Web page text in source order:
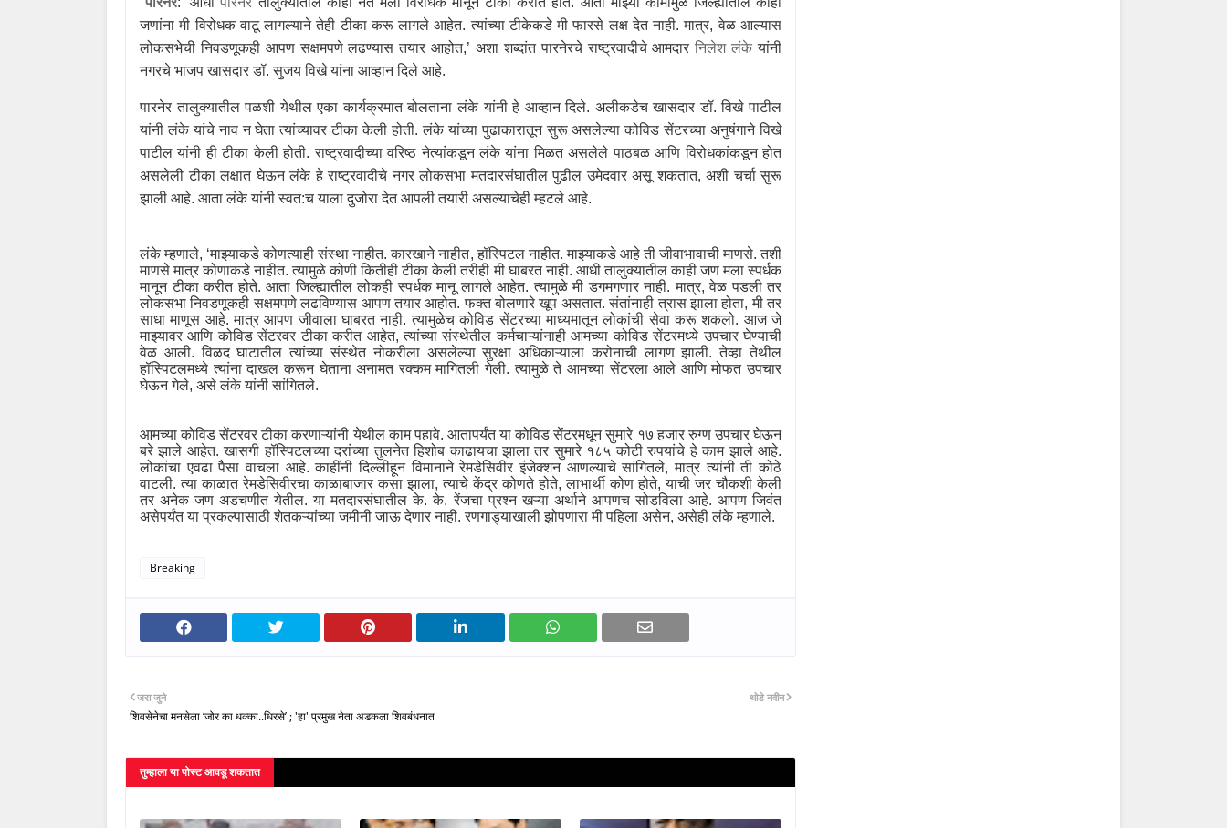
जणांना मी विरोधक वाटू लागल्याने तेही टीका करू लागले आहेत. त्यांच्या टीकेकडे मी फारसे लक्ष देत नाही. मात्र,वेळ आल्यास
लोकसभेची निवडणूकही आपण सक्षमपणे लढण्यास तयार आहोत,’अशा शब्दांत पारनेरचे राष्ट्रवादीचे आमदार निलेश लंकेयांनी
नगरचे भाजप खासदार डॉ. सुजय विखे यांना आव्हान दिले आहे.
पारनेर तालुक्यातील पळशी येथील एका कार्यक्रमात बोलताना लंके यांनी हे आव्हान दिले. अलीकडेच खासदार डॉ. विखे पाटील
यांनी लंके यांचे नाव न घेता त्यांच्यावर टीका केली होती. लंके यांच्या पुढाकारातून सुरू असलेल्या कोविड सेंटरच्या अनुषंगाने विखे
पाटील यांनी ही टीका केली होती. राष्ट्रवादीच्या वरिष्ठ नेत्यांकडून लंके यांना मिळत असलेले पाठबळ आणि विरोधकांकडून होत
असलेली टीका लक्षात घेऊन लंके हे राष्ट्रवादीचे नगर लोकसभा मतदारसंघातील पुढील उमेदवार असू शकतात, अशी चर्चा सुरू
झाली आहे. आता लंके यांनी स्वत:च याला दुजोरा देत आपली तयारी असल्याचेही म्हटले आहे.
लंके म्हणाले, ‘माझ्याकडे कोणत्याही संस्था नाहीत. कारखाने नाहीत,हॉस्पिटल नाहीत. माझ्याकडे आहे ती जीवाभावाची माणसे. तशी
माणसे मात्र कोणाकडे नाहीत. त्यामुळे कोणी कितीही टीका केली तरीही मी घाबरत नाही. आधी तालुक्यातील काही जण मला स्पर्धक
मानून टीका करीत होते. आता जिल्ह्यातील लोकही स्पर्धक मानू लागले आहेत. त्यामुळे मी डगमगणार नाही. मात्र,वेळ पडली तर
लोकसभा निवडणूकही सक्षमपणे लढविण्यास आपण तयार आहोत. फक्त बोलणारे खूप असतात. संतांनाही त्रास झाला होता,मी तर
साधा माणूस आहे. मात्र आपण जीवाला घाबरत नाही. त्यामुळेच कोविड सेंटरच्या माध्यमातून लोकांची सेवा करू शकलो. आज जे
माझ्यावर आणि कोविड सेंटरवर टीका करीत आहेत,त्यांच्या संस्थेतील कर्मचाऱ्यांनाही आमच्या कोविड सेंटरमध्ये उपचार घेण्याची
वेळ आली. विळद घाटातील त्यांच्या संस्थेत नोकरीला असलेल्या सुरक्षा अधिकाऱ्याला करोनाची लागण झाली. तेव्हा तेथील
हॉस्पिटलमध्ये त्यांना दाखल करून घेताना अनामत रक्कम मागितली गेली. त्यामुळे ते आमच्या सेंटरला आले आणि मोफत उपचार
घेऊन गेले, असे लंके यांनी सांगितले.
आमच्या कोविड सेंटरवर टीका करणाऱ्यांनी येथील काम पहावे. आतापर्यंत या कोविड सेंटरमधून सुमारे १७ हजार रुग्ण उपचार घेऊन
बरे झाले आहेत. खासगी हॉस्पिटलच्या दरांच्या तुलनेत हिशोब काढायचा झाला तर सुमारे १८५ कोटी रुपयांचे हे काम झाले आहे.
लोकांचा एवढा पैसा वाचला आहे. काहींनी दिल्लीहून विमानाने रेमडेसिवीर इंजेक्शन आणल्याचे सांगितले,मात्र त्यांनी ती कोठे
वाटली.त्या काळात रेमडेसिवीरचा काळाबाजार कसा झाला,त्याचे केंद्र कोणते होते,लाभार्थी कोण होते,याची जर चौकशी केली
तर अनेक जण अडचणीत येतील. या मतदारसंघातील के. के. रेंजचा प्रश्न खऱ्या अर्थाने आपणच सोडविला आहे. आपण जिवंत
असेपर्यंत या प्रकल्पासाठी शेतकऱ्यांच्या जमीनी जाऊ देणार नाही. रणगाड्याखाली झोपणारा मी पहिला असेन, असेही लंके म्हणाले.
Breaking
थोडे नवीन
जरा जुने
शिवसेनेचा मनसेला ‘जोर का धक्का..धिरसे’ ; 'हा' प्रमुख नेता अडकला शिवबंधनात
तुम्‍हाला या पोस्‍ट आवडू शकतात